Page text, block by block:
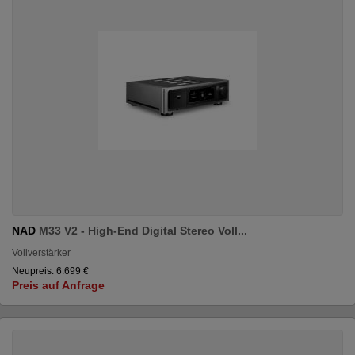
NAD M33 V2 - High-End Digital Stereo Voll...
Vollverstärker
Neupreis: 6.699 €
Preis auf Anfrage